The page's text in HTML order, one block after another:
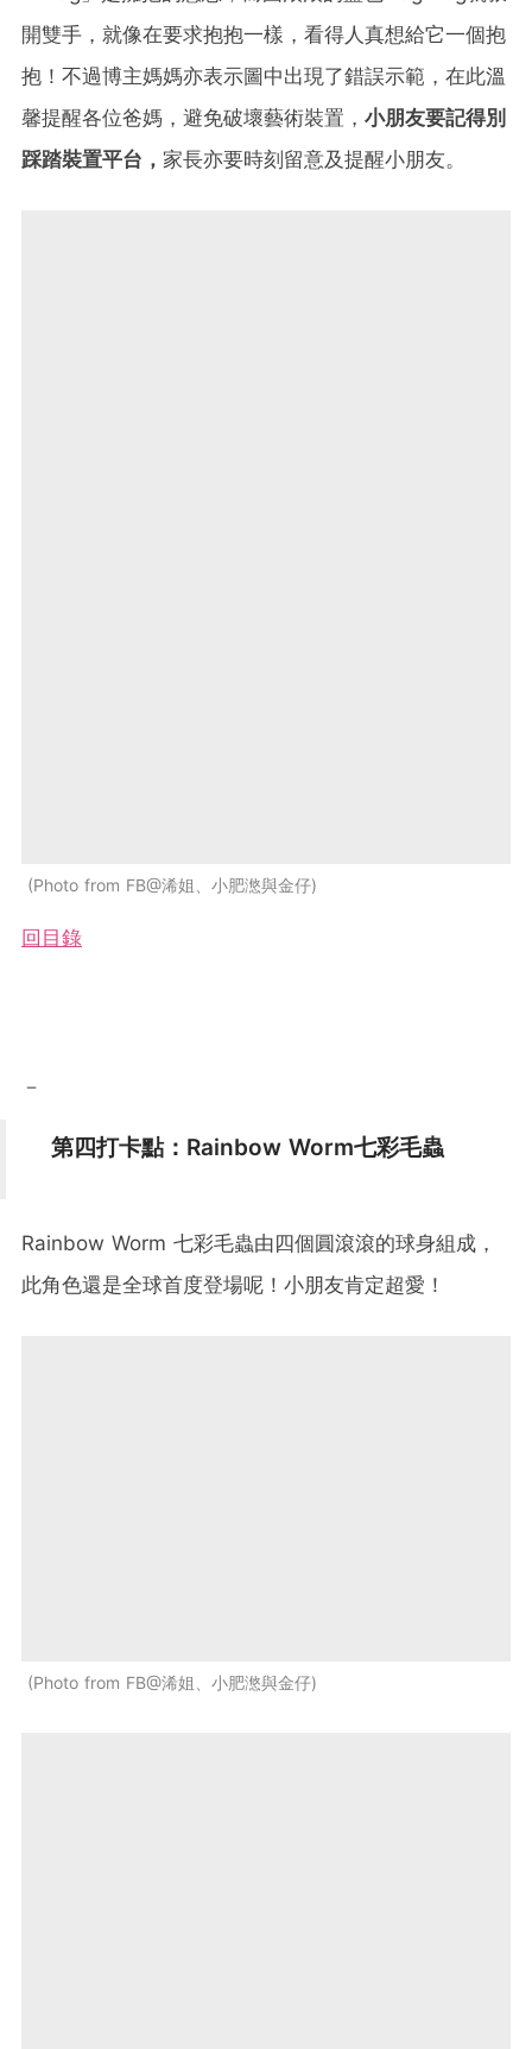
開雙手，就像在要求抱抱一樣，看得人真想給它一個抱
抱！不過博主媽媽亦表示圖中出現了錯誤示範，在此溫
馨提醒各位爸媽，避免破壞藝術裝置， 小朋友要記得別
踩踏裝置平台， 家長亦要時刻留意及提醒小朋友。
Photo from FB@浠姐、小肥滺與金仔
回目錄
－
第四打卡點：Rainbow Worm七彩毛蟲
Rainbow Worm 七彩毛蟲由四個圓滾滾的球身組成，
此角色還是全球首度登場呢！小朋友肯定超愛！
Photo from FB@浠姐、小肥滺與金仔